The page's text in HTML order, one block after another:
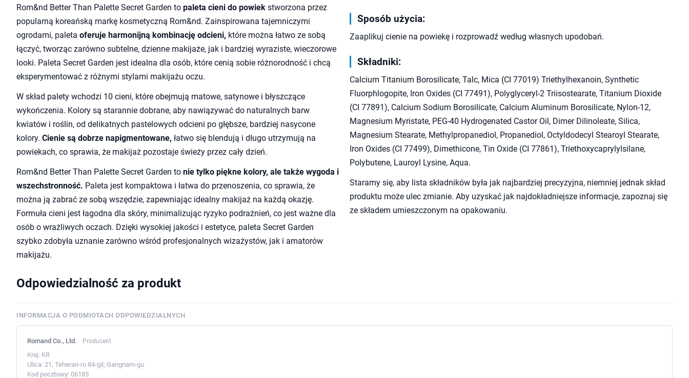
Rom&nd Better Than Palette Secret Garden to paleta cieni do powiek stworzona przez
popularną koreańską markę kosmetyczną Rom&nd. Zainspirowana tajemniczymi
ogrodami, paleta oferuje harmonijną kombinację odcieni, które można łatwo ze sobą
łączyć, tworząc zarówno subtelne, dzienne makijaże, jak i bardziej wyraziste, wieczorowe
looki. Paleta Secret Garden jest idealna dla osób, które cenią sobie różnorodność i chcą
eksperymentować z różnymi stylami makijażu oczu.
W skład palety wchodzi 10 cieni, które obejmują matowe, satynowe i błyszczące
wykończenia. Kolory są starannie dobrane, aby nawiązywać do naturalnych barw
kwiatów i roślin, od delikatnych pastelowych odcieni po głębsze, bardziej nasycone
kolory. Cienie są dobrze napigmentowane, łatwo się blendują i długo utrzymują na
powiekach, co sprawia, że makijaż pozostaje świeży przez cały dzień.
Rom&nd Better Than Palette Secret Garden to nie tylko piękne kolory, ale także wygoda i
wszechstronność. Paleta jest kompaktowa i łatwa do przenoszenia, co sprawia, że
można ją zabrać ze sobą wszędzie, zapewniając idealny makijaż na każdą okazję.
Formuła cieni jest łagodna dla skóry, minimalizując ryzyko podrażnień, co jest ważne dla
osób o wrażliwych oczach. Dzięki wysokiej jakości i estetyce, paleta Secret Garden
szybko zdobyła uznanie zarówno wśród profesjonalnych wizażystów, jak i amatorów
makijażu.
Sposób użycia:
Zaaplikuj cienie na powiekę i rozprowadź według własnych upodobań.
Składniki:
Calcium Titanium Borosilicate, Talc, Mica (CI 77019) Triethylhexanoin, Synthetic
Fluorphlogopite, Iron Oxides (CI 77491), Polyglyceryl-2 Triisostearate, Titanium Dioxide
(CI 77891), Calcium Sodium Borosilicate, Calcium Aluminum Borosilicate, Nylon-12,
Magnesium Myristate, PEG-40 Hydrogenated Castor Oil, Dimer Dilinoleate, Silica,
Magnesium Stearate, Methylpropanediol, Propanediol, Octyldodecyl Stearoyl Stearate,
Iron Oxides (CI 77499), Dimethicone, Tin Oxide (CI 77861), Triethoxycaprylylsilane,
Polybutene, Lauroyl Lysine, Aqua.
Staramy się, aby lista składników była jak najbardziej precyzyjna, niemniej jednak skład
produktu może ulec zmianie. Aby uzyskać jak najdokładniejsze informacje, zapoznaj się
ze składem umieszczonym na opakowaniu.
Odpowiedzialność za produkt
INFORMACJA O PODMIOTACH ODPOWIEDZIALNYCH
Romand Co., Ltd. Producent
Kraj: KR
Ulica: 21, Teheran-ro 84-gil, Gangnam-gu
Kod pocztowy: 06185